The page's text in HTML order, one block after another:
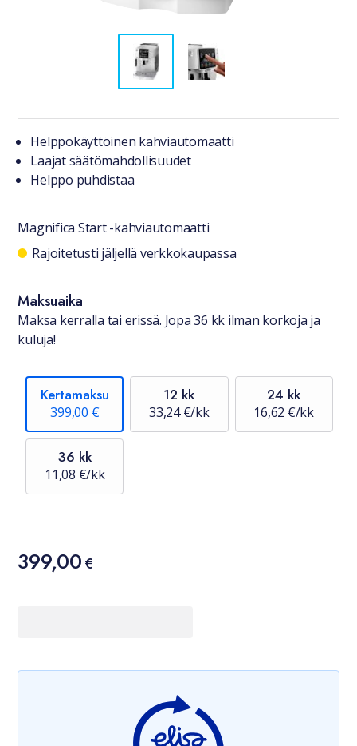
Tuotteesta lyhyesti
Helppokäyttöinen kahviautomaatti
Laajat säätömahdollisuudet
Helppo puhdistaa
Magnifica Start -kahviautomaatti
Saatavuustiedot
Rajoitetusti jäljellä verkkokaupassa
Maksuaika
Maksa kerralla tai erissä. Jopa 36 kk ilman korkoja ja
kuluja!
Kertamaksu
399,00 €
12 kk
33,24 €/kk
24 kk
16,62 €/kk
36 kk
11,08 €/kk
Hinta
399,00 €
399,00€